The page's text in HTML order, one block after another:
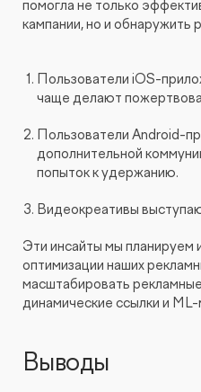
помогла не только
кампании, но и обнаружить
Пользователи iOS-
чаще делают
Пользователи Android-
дополнительной
попыток к удержанию.
Видеокреативы
Эти инсайты мы планируем
оптимизации наших
масштабировать
динамические ссылки и
Выводы